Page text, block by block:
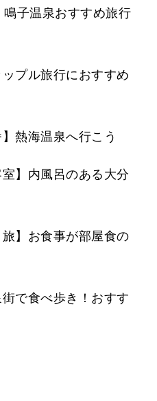
鳴子温泉おすすめ旅行
ップル旅行におすすめ
】熱海温泉へ行こう
室】内風呂のある大分
旅】お食事が部屋食の
街で食べ歩き！おすす